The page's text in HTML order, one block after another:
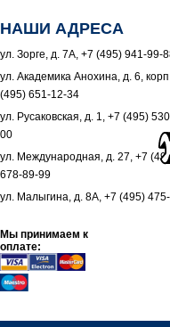
НАШИ АДРЕСА
ул. Зорге, д. 7А, +7 (495) 941-99-
ул. Академика Анохина, д. 6,
(495) 651-12-34
ул. Русаковская, д. 1, +7 (495)
00
ул. Международная, д. 27, +7
678-89-99
ул. Малыгина, д. 8А, +7 (495)
Мы принимаем к
оплате: